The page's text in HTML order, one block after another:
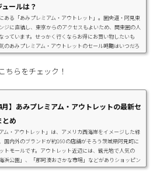
ールは？
ある「あみプレミアム・アウトレット」。圏央道・阿見東
ジに直結し、東京からのアクセスもよいため、関東圏の人
っています。せっかく行くならお得にお買い物したいも
のあみプレミアム・アウトレットのセール時期はいつだろ
ている方も多いでしょう。あみプレミアム・アウトレット
でなく、毎月のようにセールも開催されています。この記
ちらをチェック！
月】あみプレミアム・アウトレットの最新セ
とめ
ム・アウトレット」は、アメリカ西海岸をイメージした緑
国内外のブランドが約160の店舗がそろう茨城県阿見町に
トモールです。アウトレット近辺には、観光地で人気の
浜公園」、「那珂湊おさかな市場」などがありショッピン
のエリアです。同施設では、「Golden Week Special」を、